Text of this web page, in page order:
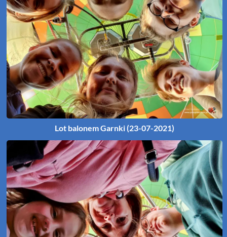
Lot balonem Garnki (23-07-2021)